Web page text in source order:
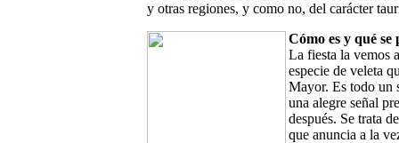
y otras regiones, y como no, del carácter
Cómo es y qué
La fiesta la vemos
especie de veleta
Mayor. Es todo un
una alegre señal
después. Se trata
que anuncia a la